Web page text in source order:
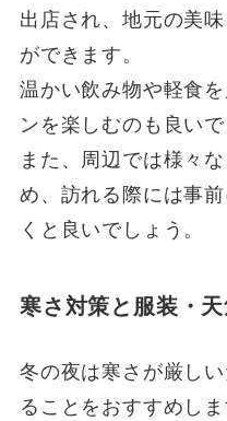
出店され、地元の美
ができます。
温かい飲み物や軽食
ンを楽しむのも良いで
また、周辺では様々
め、訪れる際には事
くと良いでしょう。
寒さ対策と服装・
冬の夜は寒さが厳し
ることをおすすめしま